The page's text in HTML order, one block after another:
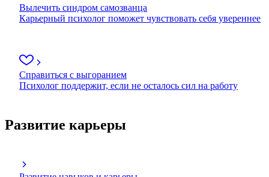
Вылечить синдром самозванца
Карьерный психолог поможет чувствовать себя увереннее
Справиться с выгоранием
Психолог поддержит, если не осталось сил на работу
Развитие карьеры